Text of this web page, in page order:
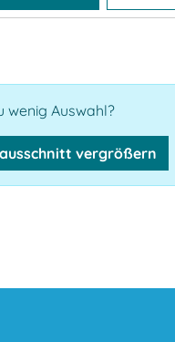
wenig Auswahl?
vergrößern